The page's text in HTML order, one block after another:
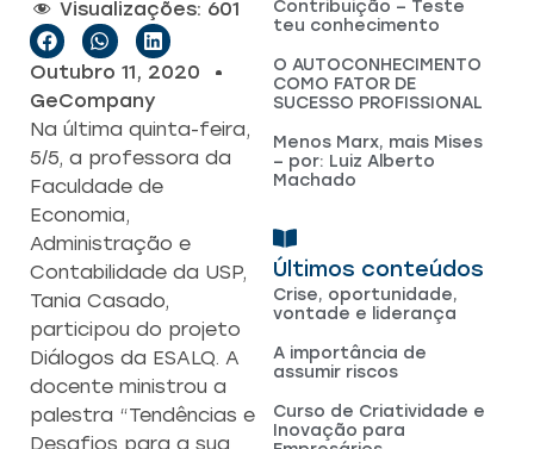
Visualizações: 601
Outubro 11, 2020
GeCompany
Na última quinta-feira,
5/5, a professora da
Faculdade de
Economia,
Administração e
Contabilidade da USP,
Tania Casado,
participou do projeto
Diálogos da ESALQ. A
docente ministrou a
palestra “Tendências e
Desafios para a sua
Últimos conteúdos
Crise, oportunidade,
vontade e liderança
A importância de
assumir riscos
Curso de Criatividade e
Inovação para
Contribuição – Teste
teu conhecimento
O AUTOCONHECIMENTO
COMO FATOR DE
SUCESSO PROFISSIONAL
Menos Marx, mais Mises
– por: Luiz Alberto
Machado